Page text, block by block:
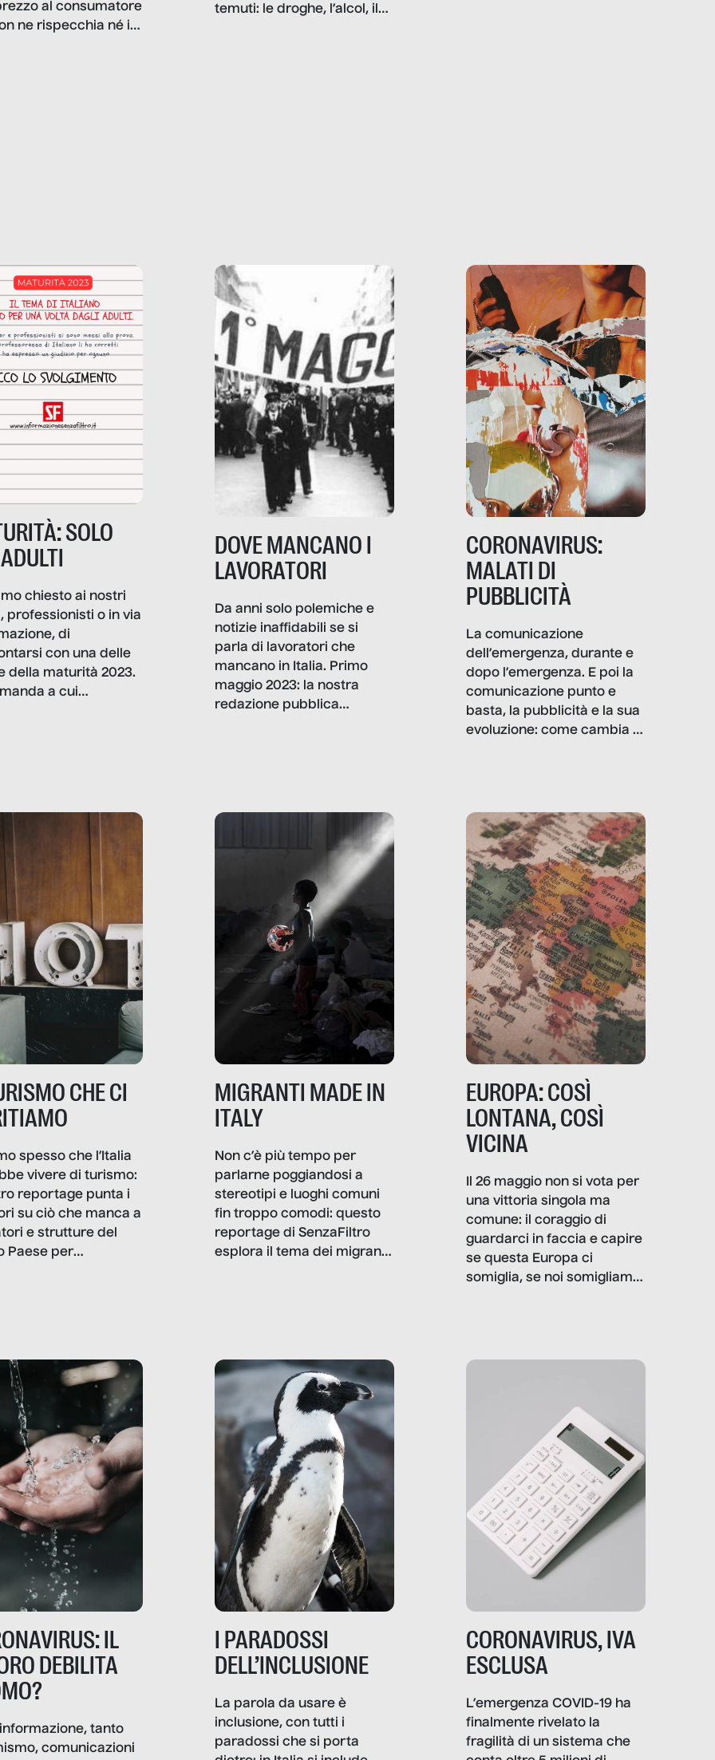
al consumatore
ne rispecchia né il
la nostra vita
temuti: le droghe, l’alcol, il
come.
SOLO
chiesto ai nostri
professionisti o in via
di
con una delle
della maturità 2023.
a cui
DOVE MANCANO I
LAVORATORI
Da anni solo polemiche e
notizie inaffidabili se si
parla di lavoratori che
mancano in Italia. Primo
maggio 2023: la nostra
redazione pubblica
la sanità, la ristorazione,
la scuola, le fabbriche,
amministrazione, l’edilizia,
CORONAVIRUS:
MALATI DI
PUBBLICITÀ
La comunicazione
dell’emergenza, durante e
dopo l’emergenza. E poi la
comunicazione punto e
basta, la pubblicità e la sua
evoluzione: come cambia il
CHE CI
spesso che l’Italia
vivere di turismo:
reportage punta i
su ciò che manca a
e strutture del
Paese per
MIGRANTI MADE IN
ITALY
Non c’è più tempo per
parlarne poggiandosi a
stereotipi e luoghi comuni
fin troppo comodi: questo
reportage di SenzaFiltro
esplora il tema dei migranti
ripensano.
EUROPA: COSÌ
LONTANA, COSÌ
VICINA
Il 26 maggio non si vota per
una vittoria singola ma
comune: il coraggio di
guardarci in faccia e capire
se questa Europa ci
somiglia, se noi somigliamo
comunica, quanto vale […]
IL
DEBILITA
tanto
comunicazioni
I PARADOSSI
DELL’INCLUSIONE
La parola da usare è
inclusione, con tutti i
paradossi che si porta
CORONAVIRUS, IVA
ESCLUSA
L’emergenza COVID-19 ha
finalmente rivelato la
fragilità di un sistema che